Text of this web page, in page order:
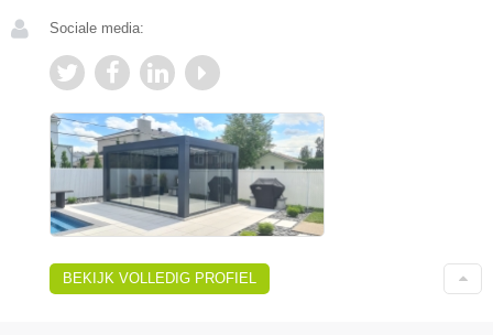
Sociale media:
BEKIJK VOLLEDIG PROFIEL